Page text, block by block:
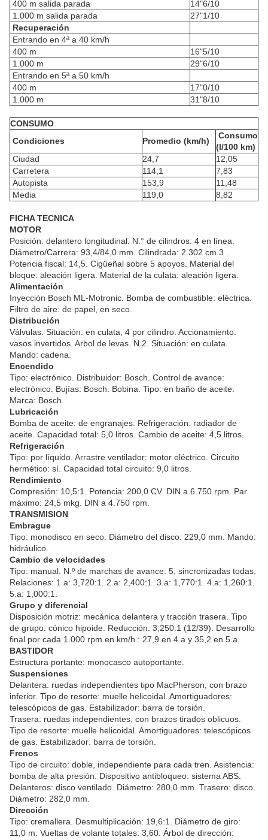
400 m salida parada
14"6/10
1.000 m salida parada
27"1/10
Recuperación
Entrando en 4ª a 40 km/h
400 m
16"5/10
1.000 m
29"6/10
Entrando en 5ª a 50 km/h
400 m
17"0/10
1.000 m
31"8/10
CONSUMO
Condiciones
Promedio (km/h)
Consumo
(l/100 km)
Ciudad
24,7
12,05
Carretera
114,1
7,83
Autopista
153,9
11,48
Media
119,0 8,82
FICHA TECNICA
MOTOR
Posición: delantero longitudinal. N.° de cilindros: 4 en línea.
Diámetro/Carrera: 93,4/84,0 mm. Cilindrada: 2.302 cm 3 .
Potencia fiscal: 14,5. Cigüeñal sobre 5 apoyos. Material del
bloque: aleación ligera. Material de la culata: aleación ligera.
Alimentación
Inyección Bosch ML-Motronic. Bomba de combustible: eléctrica.
Filtro de aire: de papel, en seco.
Distribución
Válvulas. Situación: en culata, 4 por cilindro. Accionamiento:
vasos invertidos. Arbol de levas. N.2. Situación: en culata.
Mando: cadena.
Encendido
Tipo: electrónico. Distribuidor: Bosch. Control de avance:
electrónico. Bujías: Bosch. Bobina. Tipo: en baño de aceite.
Marca: Bosch.
Lubricación
Bomba de aceite: de engranajes. Refrigeración: radiador de
aceite. Capacidad total: 5,0 litros. Cambio de aceite: 4,5 litros.
Refrigeración
Tipo: por líquido. Arrastre ventilador: motor eléctrico. Circuito
hermético: sí. Capacidad total circuito: 9,0 litros.
Rendimiento
Compresión: 10,5:1. Potencia: 200,0 CV. DIN a 6.750 rpm. Par
máximo: 24,5 mkg. DIN a 4.750 rpm.
TRANSMISION
Embrague
Tipo: monodisco en seco. Diámetro del disco: 229,0 mm. Mando:
hidráulico.
Cambio de velocidades
Tipo: manual. N.º de marchas de avance: 5, sincronizadas todas.
Relaciones: 1.a: 3,720:1. 2.a: 2,400:1. 3.a: 1,770:1. 4.a: 1,260:1.
5.a: 1,000:1.
Grupo y diferencial
Disposición motriz: mecánica delantera y tracción trasera. Tipo
de grupo: cónico hipoide. Reducción: 3,250:1 (12/39). Desarrollo
final por cada 1.000 rpm en km/h.: 27,9 en 4.a y 35,2 en 5.a.
BASTIDOR
Estructura portante: monocasco autoportante.
Suspensiones
Delantera: ruedas independientes tipo MacPherson, con brazo
inferior. Tipo de resorte: muelle helicoidal. Amortiguadores:
telescópicos de gas. Estabilizador: barra de torsión.
Trasera: ruedas independientes, con brazos tirados oblicuos.
Tipo de resorte: muelle helicoidal. Amortiguadores: telescópicos
de gas. Estabilizador: barra de torsión.
Frenos
Tipo de circuito: doble, independiente para cada tren. Asistencia:
bomba de alta presión. Dispositivo antibloqueo: sistema ABS.
Delanteros: disco ventilado. Diámetro: 280,0 mm. Trasero: disco.
Diámetro: 282,0 mm.
Dirección
Tipo: cremallera. Desmultiplicación: 19,6:1. Diámetro de giro:
11,0 m. Vueltas de volante totales: 3,60. Árbol de dirección: